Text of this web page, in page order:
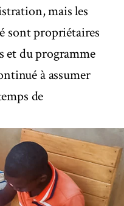
mais les
sont propriétaires
et du programme
à assumer
de